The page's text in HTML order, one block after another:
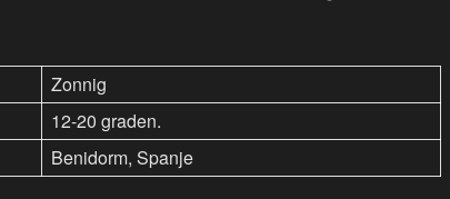
Zonnig
12-20 graden.
Benidorm, Spanje